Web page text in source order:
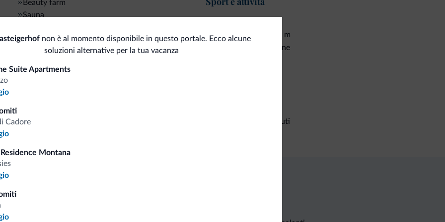
Beauty farm
Sauna
Accessibilità
Senza barriere architettoniche
Campo da golf
<500 m
Maneggio/Equitazione
Motociclisti benvenuti
non è al momento disponibile in questo portale. Ecco alcune
soluzioni alternative per la tua vacanza
Suite Apartments
Cadore
Montana